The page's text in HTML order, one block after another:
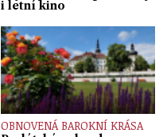
i letní kino
OBNOVENÁ BAROKNÍ KRÁSA